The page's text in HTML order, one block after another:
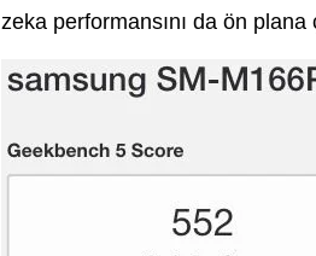
zeka performansını da ön plana